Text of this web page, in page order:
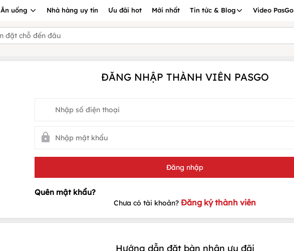
Ăn uống Nhà hàng uy tín Ưu đãi hot Mới nhất Tin tức & Blog Video PasGo
ĐĂNG NHẬP THÀNH VIÊN PASGO
Chưa có tài khoản? Đăng ký thành viên
Hướng dẫn đặt bàn nhận ưu đãi